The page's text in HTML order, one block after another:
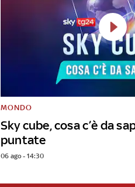
Sky cube, cosa c’è da
puntate
MONDO
06 ago - 14:30